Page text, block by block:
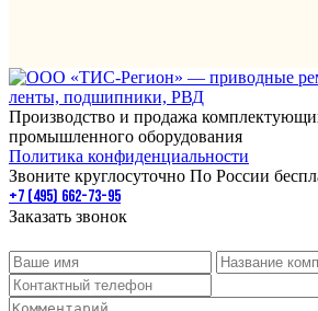
Производство и продажа
промышленного оборудования
Политика конфиденциальности
Звоните круглосуточно По России
+7 (495) 662-73-95
Заказать звонок